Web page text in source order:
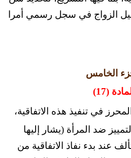
الزواج في سجل رسمي أمرا
الخامس
(17)
في تنفيذ هذه الاتفاقية،
ضد المرأة (يشار إليها
عند بدء نفاذ الاتفاقية من